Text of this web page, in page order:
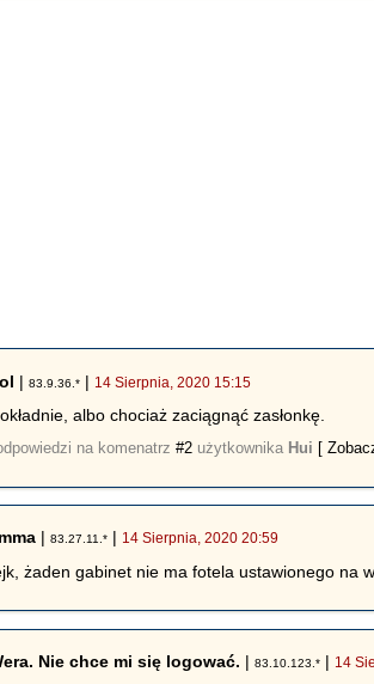
|83.9.36.* | 14 Sierpnia, 2020 15:15
albo chociaż zaciągnąć zasłonkę.
na komenatrz#2 użytkownika Hui [
|83.27.11.* | 14 Sierpnia, 2020 20:59
żaden gabinet nie ma fotela ustawionego na
Nie chce mi się logować. |83.10.123.* | 14